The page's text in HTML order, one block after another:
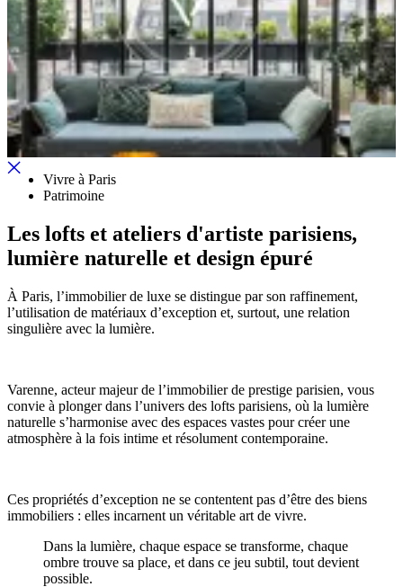
Vivre à Paris
Patrimoine
Les lofts et ateliers d'artiste parisiens,
lumière naturelle et design épuré
À Paris, l’immobilier de luxe se distingue par son raffinement,
l’utilisation de matériaux d’exception et, surtout, une relation
singulière avec la lumière.
Varenne, acteur majeur de l’immobilier de prestige parisien, vous
convie à plonger dans l’univers des lofts parisiens, où la lumière
naturelle s’harmonise avec des espaces vastes pour créer une
atmosphère à la fois intime et résolument contemporaine.
Ces propriétés d’exception ne se contentent pas d’être des biens
immobiliers : elles incarnent un véritable art de vivre.
Dans la lumière, chaque espace se transforme, chaque
ombre trouve sa place, et dans ce jeu subtil, tout devient
possible.